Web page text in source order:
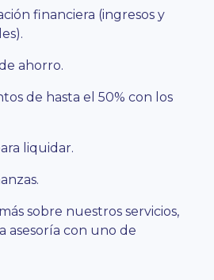
financiera (ingresos y
ahorro.
de hasta el 50% con los
liquidar.
sobre nuestros servicios,
asesoría con uno de